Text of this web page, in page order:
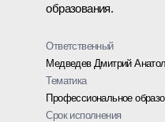
образования.
Ответственный
Медведев Дмитрий
Тематика
Профессиональное
Срок исполнения